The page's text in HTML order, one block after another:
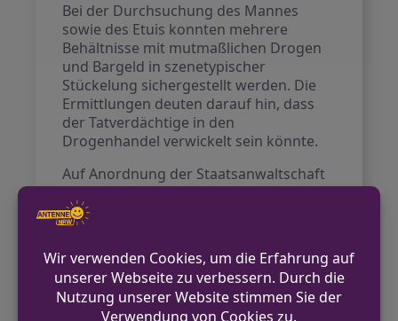
Bei der Durchsuchung des Mannes
sowie des Etuis konnten mehrere
Behältnisse mit mutmaßlichen Drogen
und Bargeld in szenetypischer
Stückelung sichergestellt werden. Die
Ermittlungen deuten darauf hin, dass
der Tatverdächtige in den
Drogenhandel verwickelt sein könnte.
Auf Anordnung der Staatsanwaltschaft
wird der Mann einem Haftrichter
vorgeführt, der über seine
Unterbringung in der
Untersuchungshaft entscheiden soll.
Zudem liegt gegen ihn ein Haftbefehl
der Staatsanwaltschaft Wuppertal
wegen einer nicht bezahlten Geldstrafe